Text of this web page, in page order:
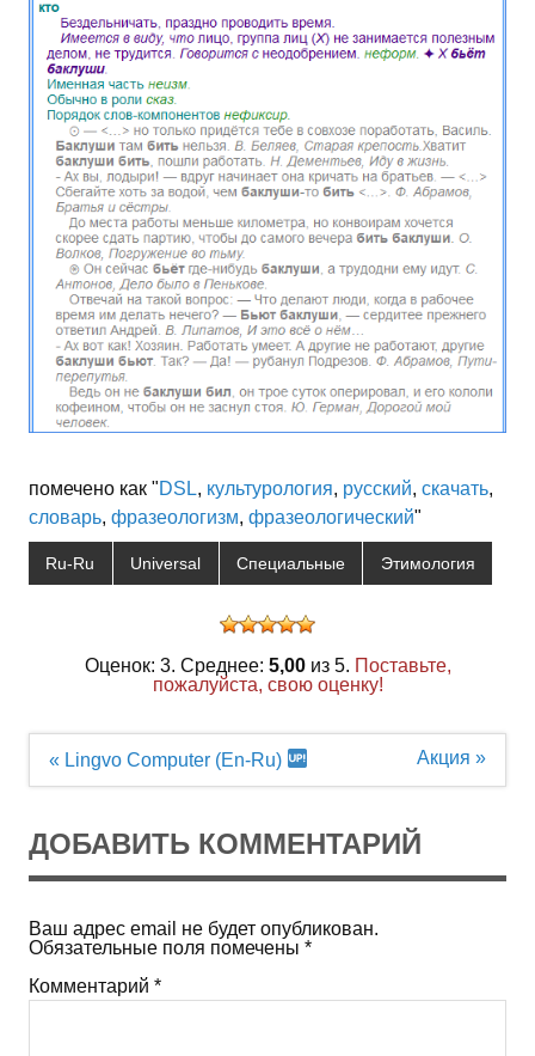
помечено как "DSL, культурология, русский, скачать,
словарь, фразеологизм, фразеологический"
Ru-Ru Universal Специальные Этимология
Оценок: 3. Среднее: 5,00из 5. Поставьте,
пожалуйста, свою оценку!
Навигация
« Lingvo Computer (En-Ru) Акция »
ДОБАВИТЬ КОММЕНТАРИЙ
Ваш адрес email не будет опубликован.
Обязательные поля помечены *
Комментарий *